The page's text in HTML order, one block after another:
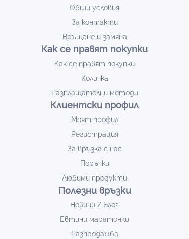
Общи условия
За контакти
Връщане и замяна
Как се правят покупки
Как се правят покупки
Количка
Разплащателни методи
Клиентски профил
Моят профил
Регистрация
За връзка с нас
Поръчки
Любими продукти
Полезни връзки
Новини / Блог
Евтини маратонки
Разпродажба